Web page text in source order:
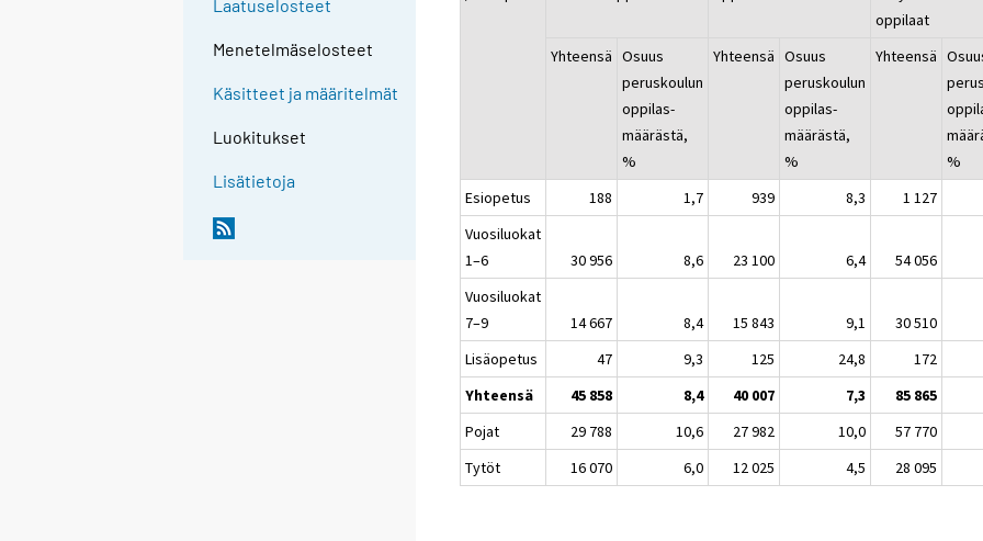
Laatuselosteet
Menetelmäselosteet
Käsitteet ja määritelmät
Luokitukset
Lisätietoja
oppilaat
Yhteensä Osuus
peruskoulun
oppilas-
määrästä,
%
Yhteensä Osuus
peruskoulun
oppilas-
määrästä,
%
Yhteensä
%
Esiopetus
188 1,7 939 8,3 1 127
Vuosiluokat
1–6
30 956 8,6 23 100 6,4 54 056
Vuosiluokat
7–9
14 667 8,4 15 843 9,1 30 510
Lisäopetus
47 9,3 125 24,8 172
Yhteensä
45 858 8,4 40 007 7,3 85 865
Pojat
29 788 10,6 27 982 10,0 57 770
Tytöt
16 070 6,0 12 025 4,5 28 095